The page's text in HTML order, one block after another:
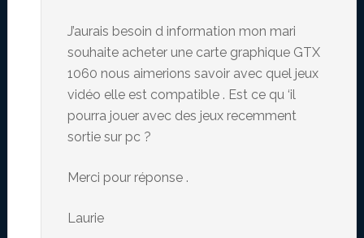
J’aurais besoin d information mon mari
souhaite acheter une carte graphique GTX
1060 nous aimerions savoir avec quel jeux
vidéo elle est compatible . Est ce qu ‘il
pourra jouer avec des jeux recemment
sortie sur pc ?
Merci pour réponse .
Laurie